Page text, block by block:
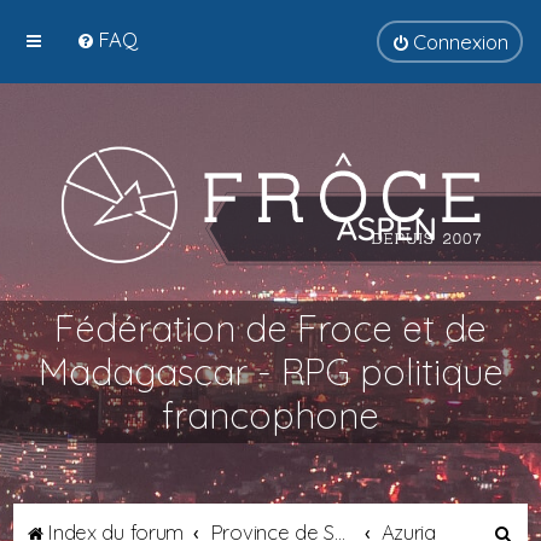
FAQ Connexion
Fédération de Froce et de
Madagascar - RPG politique
francophone
Index du forum Azuria